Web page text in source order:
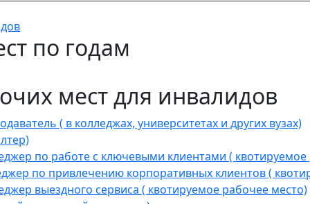
по годам
мест для инвалидов
( в колледжах, университетах и других вузах)
по работе с ключевыми клиентами ( квотируемое
по привлечению корпоративных клиентов (
выездного сервиса ( квотируемое рабочее место)